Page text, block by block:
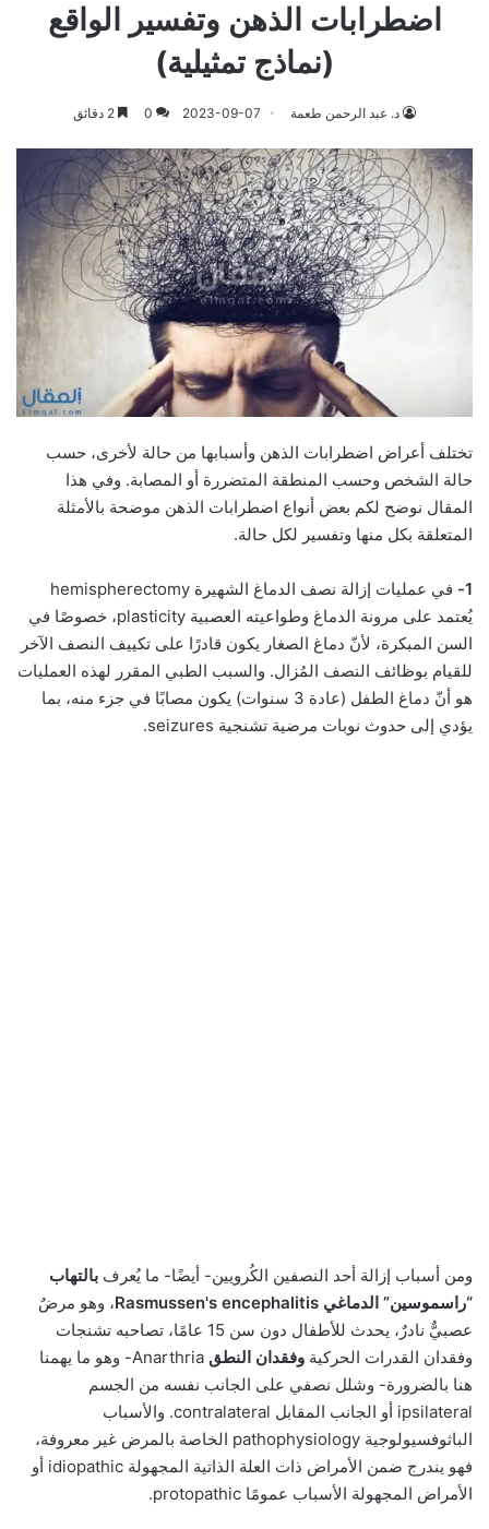
اضطرابات الذهن وتفسير الواقع
(نماذج تمثيلية)
د. عبد الرحمن طعمة 2023-09-07
0
تختلف أعراض اضطرابات الذهن وأسبابها من حالة لأخرى، حسب
حالة الشخص وحسب المنطقة المتضررة أو المصابة. وفي هذا
المقال نوضح لكم بعض أنواع اضطرابات الذهن موضحة بالأمثلة
المتعلقة بكل منها وتفسير لكل حالة.
1-
في عمليات إزالة نصف الدماغ الشهيرة hemispherectomy
يُعتمد على مرونة الدماغ وطواعيته العصبية plasticity، خصوصًا في
السن المبكرة، لأنّ دماغ الصغار يكون قادرًا على تكييف النصف الآخر
للقيام بوظائف النصف المُزال. والسبب الطبي المقرر لهذه العمليات
هو أنّ دماغ الطفل (عادة 3 سنوات) يكون مصابًا في جزء منه، بما
يؤدي إلى حدوث نوبات مرضية تشنجية seizures.
ومن أسباب إزالة أحد النصفين الكُرويين- أيضًا- ما يُعرف بالتهاب
“راسموسين” الدماغي Rasmussen's encephalitis
، وهو مرضٌ
عصبيٌّ نادرٌ، يحدث للأطفال دون سن 15 عامًا، تصاحبه تشنجات
وفقدان القدرات الحركية وفقدان النطق
Anarthria- وهو ما يهمنا
هنا بالضرورة- وشلل نصفي على الجانب نفسه من الجسم
ipsilateral أو الجانب المقابل contralateral. والأسباب
الباثوفسيولوجية pathophysiology الخاصة بالمرض غير معروفة،
فهو يندرج ضمن الأمراض ذات العلة الذاتية المجهولة idiopathic أو
الأمراض المجهولة الأسباب عمومًا protopathic.